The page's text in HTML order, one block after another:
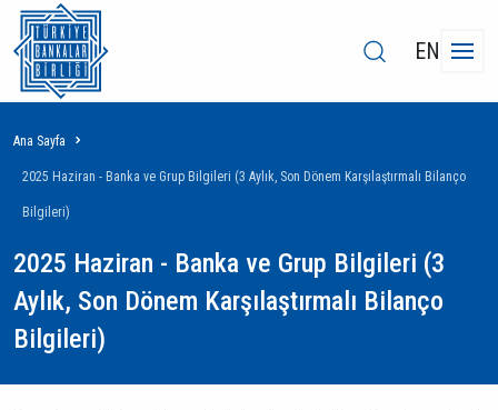
EN
Sayfa
yolu
Ana Sayfa
2025 Haziran - Banka ve Grup Bilgileri (3 Aylık, Son Dönem Karşılaştırmalı Bilanço
Bilgileri)
2025 Haziran - Banka ve Grup Bilgileri (3
Aylık, Son Dönem Karşılaştırmalı Bilanço
Bilgileri)